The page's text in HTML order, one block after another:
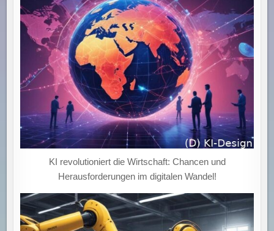
KI revolutioniert die Wirtschaft: Chancen und
Herausforderungen im digitalen Wandel!